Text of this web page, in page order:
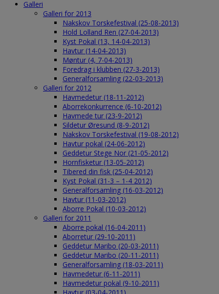
Galleri
Galleri for 2013
Nakskov Torskefestival (25-08-2013)
Hold Lolland Ren (27-04-2013)
Kyst Pokal (13, 14-04-2013)
Havtur (14-04-2013)
Møntur (4, 7-04-2013)
Foredrag i klubben (27-3-2013)
Generalforsamling (22-03-2013)
Galleri for 2012
Havmedetur (18-11-2012)
Aborrekonkurrence (6-10-2012)
Havmede tur (23-9-2012)
Sildetur Øresund (8-9-2012)
Nakskov Torskefestival (19-08-2012)
Havtur pokal (24-06-2012)
Geddetur Stege Nor (21-05-2012)
Hornfisketur (13-05-2012)
Tibered din fisk (25-04-2012)
Kyst Pokal (31-3 – 1-4 2012)
Generalforsamling (16-03-2012)
Havtur (11-03-2012)
Aborre Pokal (10-03-2012)
Galleri for 2011
Aborre pokal (16-04-2011)
Aborretur (29-10-2011)
Geddetur Maribo (20-03-2011)
Geddetur Maribo (20-11-2011)
Generalforsamling (18-03-2011)
Havmedetur (6-11-2011)
Havmedetur pokal (9-10-2011)